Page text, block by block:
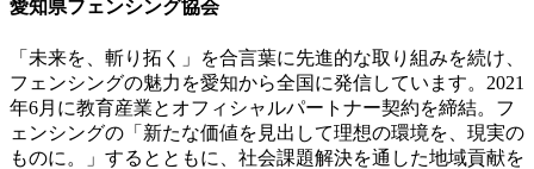
愛知県フェンシング協会
「未来を、斬り拓く」を合言葉に先進的な取り組みを続け、
フェンシングの魅力を愛知から全国に発信しています。2021
年6月に教育産業とオフィシャルパートナー契約を締結。フ
ェンシングの「新たな価値を見出して理想の環境を、現実の
ものに。」するとともに、社会課題解決を通した地域貢献を